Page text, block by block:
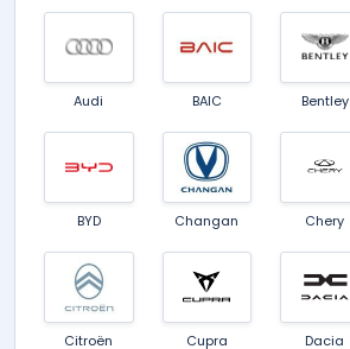
Audi BAIC Bentley
BYD Changan Chery
Citroën Cupra Dacia